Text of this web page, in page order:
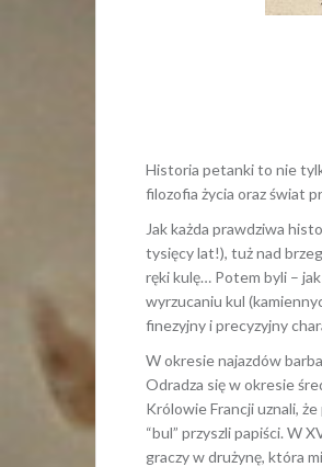
Historia petanki to nie
filozofia życia oraz świat
Jak każda prawdziwa
tysięcy lat!), tuż nad
ręki kulę… Potem byli –
wyrzucaniu kul
finezyjny i precyzyjny
W okresie najazdów
Odradza się w okresie
Królowie Francji uznali,
“bul” przyszli papiści. W
graczy w drużynę, która